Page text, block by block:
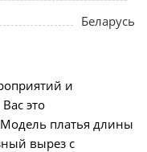
Беларусь
и
это
платья длины
вырез с